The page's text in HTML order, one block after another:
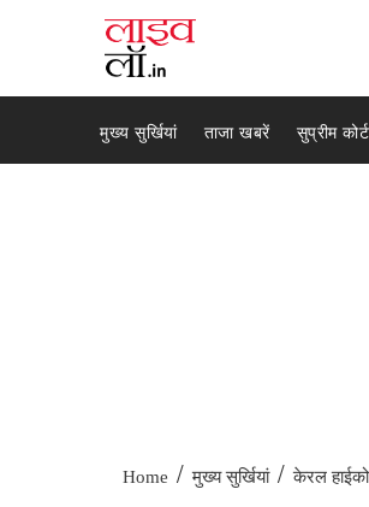
मुख्य सुर्खियां ताजा खबरें सुप्रीम कोर्ट
Home / मुख्य सुर्खियां / केरल